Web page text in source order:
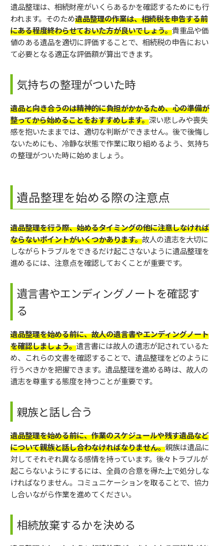
遺品整理は、相続財産がいくらあるかを確認するためにも行
われます。そのため遺品整理の作業は、相続税を申告する前
にある程度終わらせておいた方が良いでしょう。貴重品や価
値のある遺品を適切に評価することで、相続税の申告におい
て必要となる適正な評価額が算出できます。
気持ちの整理がついた時
遺品と向き合うのは精神的に負担がかかるため、心の準備が
整ってから始めることをおすすめします。深い悲しみや喪失
感を抱いたままでは、適切な判断ができません。後で後悔し
ないためにも、冷静な状態で作業に取り組めるよう、気持ち
の整理がついた時に始めましょう。
遺品整理を始める際の注意点
遺品整理を行う際、始めるタイミングの他に注意しなければ
ならないポイントがいくつかあります。故人の遺志を大切に
しながらトラブルをできるだけ起こさないように遺品整理を
進めるには、注意点を確認しておくことが重要です。
遺言書やエンディングノートを確認す
る
遺品整理を始める前に、故人の遺言書やエンディングノート
を確認しましょう。遺言書には故人の遺志が記されているた
め、これらの文書を確認することで、遺品整理をどのように
行うべきかを把握できます。遺品整理を進める時は、故人の
遺志を尊重する態度を持つことが重要です。
親族と話し合う
遺品整理を始める前に、作業のスケジュールや残す遺品など
について親族と話し合わなければなりません。親族は遺品に
対してそれぞれ異なる感情を持っています。後々トラブルが
起こらないようにするには、全員の合意を得た上で処分しな
ければなりません。コミュニケーションを取ることで、協力
し合いながら作業を進めてください。
相続放棄するかを決める